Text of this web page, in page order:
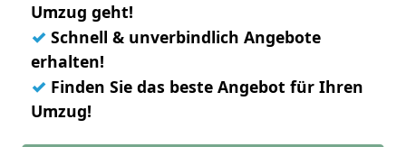
Umzug geht!
✓ Schnell & unverbindlich Angebote
erhalten!
✓ Finden Sie das beste Angebot für Ihren
Umzug!